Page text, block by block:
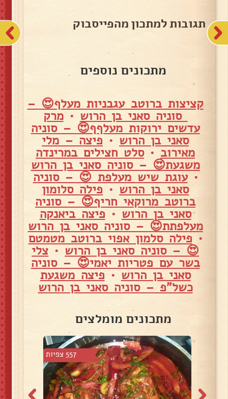
תגובות למתכון מהפייסבוק
מתכונים נוספים
קציצות ברוטב עגבניות מעלף😍 –
סוניה סאני בן הרוש •מרק
עדשים ירוקות מעלףף😍 – סוניה
סאני בן הרוש • פיצה – מלי
מאירוב •סלט חצילים במרינדה
משגעת😍 – סוניה סאני בן הרוש
•עוגת שיש מעלפת 😍 – סוניה
סאני בן הרוש • פילה סלומון
ברוטב מרוקאי חריף😍 – סוניה
סאני בן הרוש • פיצה ביאנקה
מעלפתת😍 – סוניה סאני בן הרוש
• פילה סלמון אפוי ברוטב מטמטם
😍 – סוניה סאני בן הרוש • צלי
בשר עם פטריות יאמי😍 – סוניה
סאני בן הרוש • פיצה משגעת
כשל"פ – סוניה סאני בן הרוש
מתכונים מומלצים
557 צפיות